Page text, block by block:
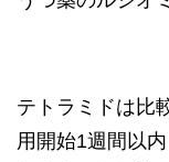
テトラミドは比
用開始1週間以